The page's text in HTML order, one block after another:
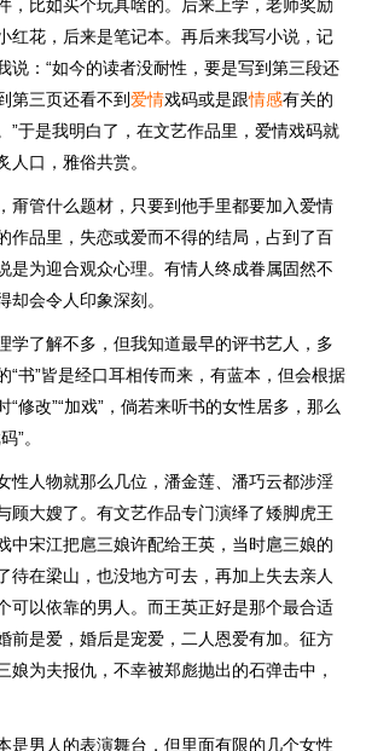
，比如买个玩具啥的。后来上学，老师奖励
红花，后来是笔记本。再后来我写小说，记
说：“如今的读者没耐性，要是写到第三段还
第三页还看不到爱情戏码或是跟情感有关的
”于是我明白了，在文艺作品里，爱情戏码就
人口，雅俗共赏。
甭管什么题材，只要到他手里都要加入爱情
作品里，失恋或爱而不得的结局，占到了百
是为迎合观众心理。有情人终成眷属固然不
却会令人印象深刻。
学了解不多，但我知道最早的评书艺人，多
“书”皆是经口耳相传而来，有蓝本，但会根据
“修改”“加戏”，倘若来听书的女性居多，那么
”。
性人物就那么几位，潘金莲、潘巧云都涉淫
顾大嫂了。有文艺作品专门演绎了矮脚虎王
中宋江把扈三娘许配给王英，当时扈三娘的
待在梁山，也没地方可去，再加上失去亲人
可以依靠的男人。而王英正好是那个最合适
前是爱，婚后是宠爱，二人恩爱有加。征方
娘为夫报仇，不幸被郑彪抛出的石弹击中，
是男人的表演舞台，但里面有限的几个女性